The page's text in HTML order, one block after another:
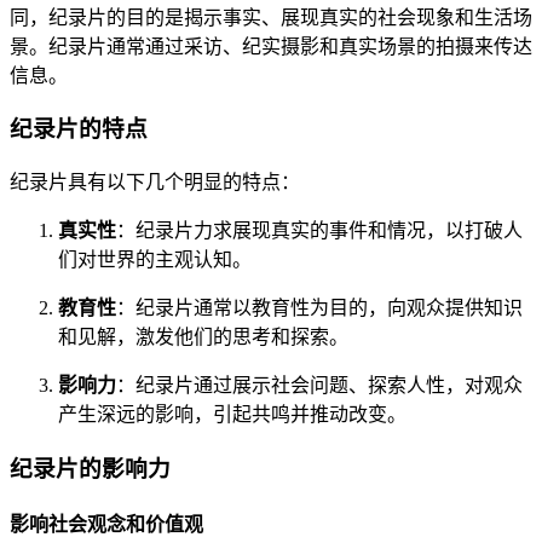
同，纪录片的目的是揭示事实、展现真实的社会现象和生活场
景。纪录片通常通过采访、纪实摄影和真实场景的拍摄来传达
信息。
纪录片的特点
纪录片具有以下几个明显的特点：
真实性：纪录片力求展现真实的事件和情况，以打破人
们对世界的主观认知。
教育性：纪录片通常以教育性为目的，向观众提供知识
和见解，激发他们的思考和探索。
影响力：纪录片通过展示社会问题、探索人性，对观众
产生深远的影响，引起共鸣并推动改变。
纪录片的影响力
影响社会观念和价值观